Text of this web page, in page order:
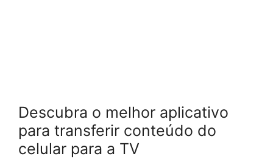
Descubra o melhor aplicativo
para transferir conteúdo do
celular para a TV